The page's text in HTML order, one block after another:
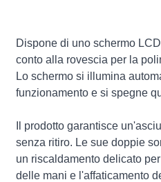
Dispone di uno schermo
conto alla rovescia per la
Lo schermo si illumina
funzionamento e si spegne
Il prodotto garantisce
senza ritiro. Le sue doppie
un riscaldamento delicato
delle mani e l'affaticamento